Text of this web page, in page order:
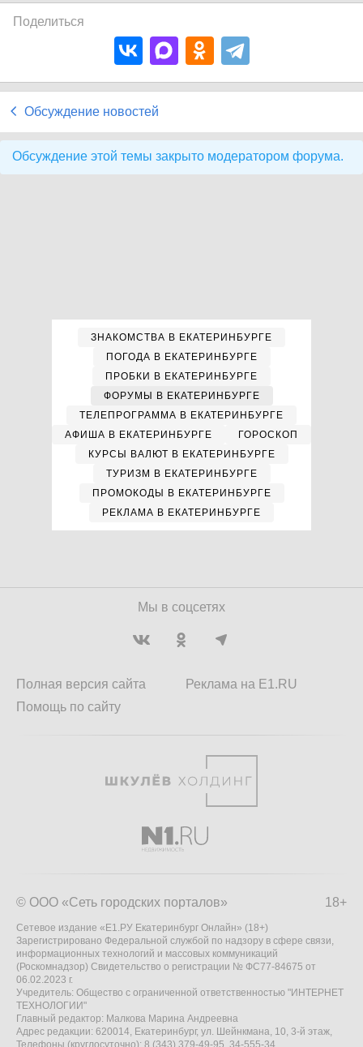
Поделиться
Обсуждение новостей
Обсуждение этой темы закрыто модератором форума.
ЗНАКОМСТВА В ЕКАТЕРИНБУРГЕ
ПОГОДА В ЕКАТЕРИНБУРГЕ
ПРОБКИ В ЕКАТЕРИНБУРГЕ
ФОРУМЫ В ЕКАТЕРИНБУРГЕ
ТЕЛЕПРОГРАММА В ЕКАТЕРИНБУРГЕ
АФИША В ЕКАТЕРИНБУРГЕ
ГОРОСКОП
КУРСЫ ВАЛЮТ В ЕКАТЕРИНБУРГЕ
ТУРИЗМ В ЕКАТЕРИНБУРГЕ
ПРОМОКОДЫ В ЕКАТЕРИНБУРГЕ
РЕКЛАМА В ЕКАТЕРИНБУРГЕ
Мы в соцсетях
Полная версия сайта
Помощь по сайту
Реклама на E1.RU
18+
© ООО «Сеть городских порталов»
Сетевое издание «Е1.РУ Екатеринбург Онлайн» (18+)
Зарегистрировано Федеральной службой по надзору в сфере связи,
информационных технологий и массовых коммуникаций
(Роскомнадзор) Свидетельство о регистрации № ФС77-84675 от
06.02.2023 г.
Учредитель: Общество с ограниченной ответственностью "ИНТЕРНЕТ
ТЕХНОЛОГИИ"
Главный редактор: Малкова Марина Андреевна
Адрес редакции: 620014, Екатеринбург, ул. Шейнкмана, 10, 3-й этаж,
Телефоны (круглосуточно): 8 (343) 379-49-95, 34-555-34,